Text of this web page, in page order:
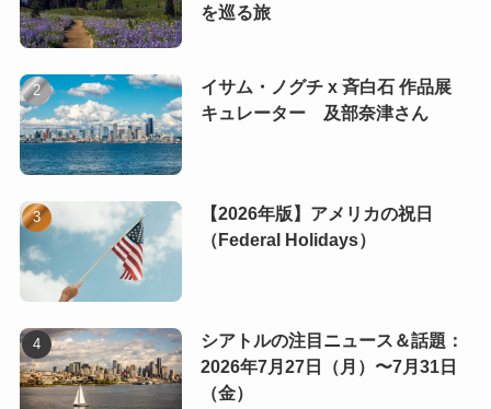
を巡る旅
イサム・ノグチ x 斉白石 作品展
キュレーター 及部奈津さん
【2026年版】アメリカの祝日
（Federal Holidays）
シアトルの注目ニュース＆話題：
2026年7月27日（月）〜7月31日
（金）